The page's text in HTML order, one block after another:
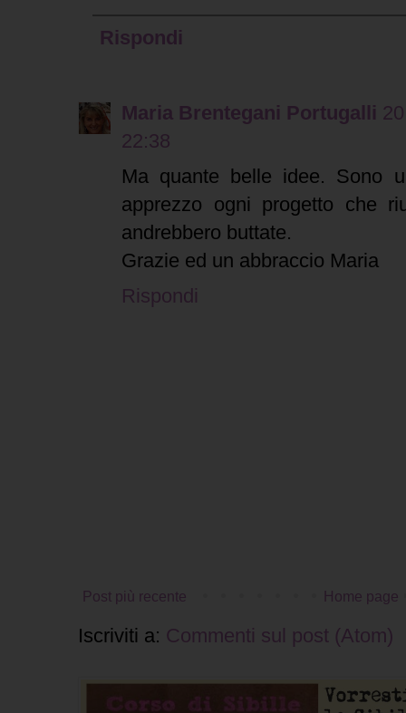
Rispondi
Maria Brentegani Portugalli
22:38
Ma quante belle idee. Sono
apprezzo ogni progetto che
andrebbero buttate.
Grazie ed un abbraccio Maria
Rispondi
Post più recente Home page
Iscriviti a: Commenti sul post (Atom)